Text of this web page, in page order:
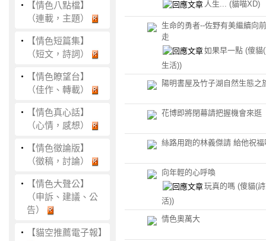
‧
【情色八點檔】
（連載，主題）
‧
【情色短篇集】
（短文，詩詞）
‧
【情色瞭望台】
（佳作、轉載）
‧
【情色真心話】
（心情，感想）
‧
【情色徵論版】
（徵稿，討論）
‧
【情色大聲公】
（申訴、建議、公
告）
‧ 【貓空推薦電子報】
人生... (貓喵XD)
生命的勇者--佐野有美繼續向前
走
如果早一點 (傻貓
生活))
陽明書屋及竹子湖自然生態之
花博即將閉幕請把握機會來逛
絲路用跑的林義傑請 給他祝福
向年輕的心呼喚
玩真的嗎 (傻貓(
活))
情色奧萬大